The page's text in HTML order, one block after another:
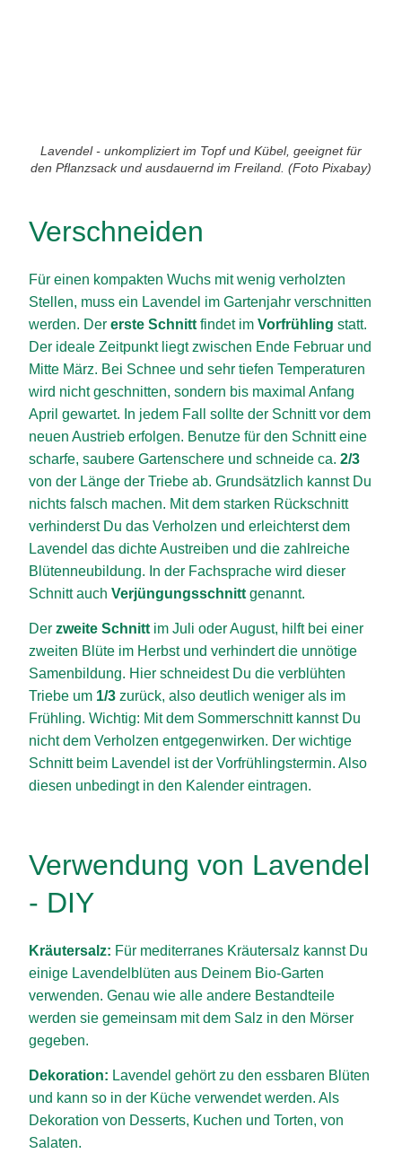
Lavendel - unkompliziert im Topf und Kübel, geeignet für
den Pflanzsack und ausdauernd im Freiland. (Foto Pixabay)
Verschneiden
Für einen kompakten Wuchs mit wenig verholzten
Stellen, muss ein Lavendel im Gartenjahr verschnitten
werden. Dererste Schnitt findet imVorfrühling statt.
Der ideale Zeitpunkt liegt zwischen Ende Februar und
Mitte März. Bei Schnee und sehr tiefen Temperaturen
wird nicht geschnitten, sondern bis maximal Anfang
April gewartet. In jedem Fall sollte der Schnitt vor dem
neuen Austrieb erfolgen. Benutze für den Schnitt eine
scharfe, saubere Gartenschere und schneide ca.2/3
von der Länge der Triebe ab. Grundsätzlich kannst Du
nichts falsch machen. Mit dem starken Rückschnitt
verhinderst Du das Verholzen und erleichterst dem
Lavendel das dichte Austreiben und die zahlreiche
Blütenneubildung. In der Fachsprache wird dieser
Schnitt auchVerjüngungsschnittgenannt.
Derzweite Schnitt im Juli oder August, hilft bei einer
zweiten Blüte im Herbst und verhindert die unnötige
Samenbildung. Hier schneidest Du die verblühten
Triebe um 1/3 zurück, also deutlich weniger als im
Frühling. Wichtig: Mit dem Sommerschnitt kannst Du
nicht dem Verholzen entgegenwirken. Der wichtige
Schnitt beim Lavendel ist der Vorfrühlingstermin. Also
diesen unbedingt in den Kalender eintragen.
Verwendung von Lavendel
- DIY
Kräutersalz: Für mediterranes Kräutersalz kannst Du
einige Lavendelblüten aus Deinem Bio-Garten
verwenden. Genau wie alle andere Bestandteile
werden sie gemeinsam mit dem Salz in den Mörser
gegeben.
Dekoration: Lavendel gehört zu den essbaren Blüten
und kann so in der Küche verwendet werden. Als
Dekoration von Desserts, Kuchen und Torten, von
Salaten.